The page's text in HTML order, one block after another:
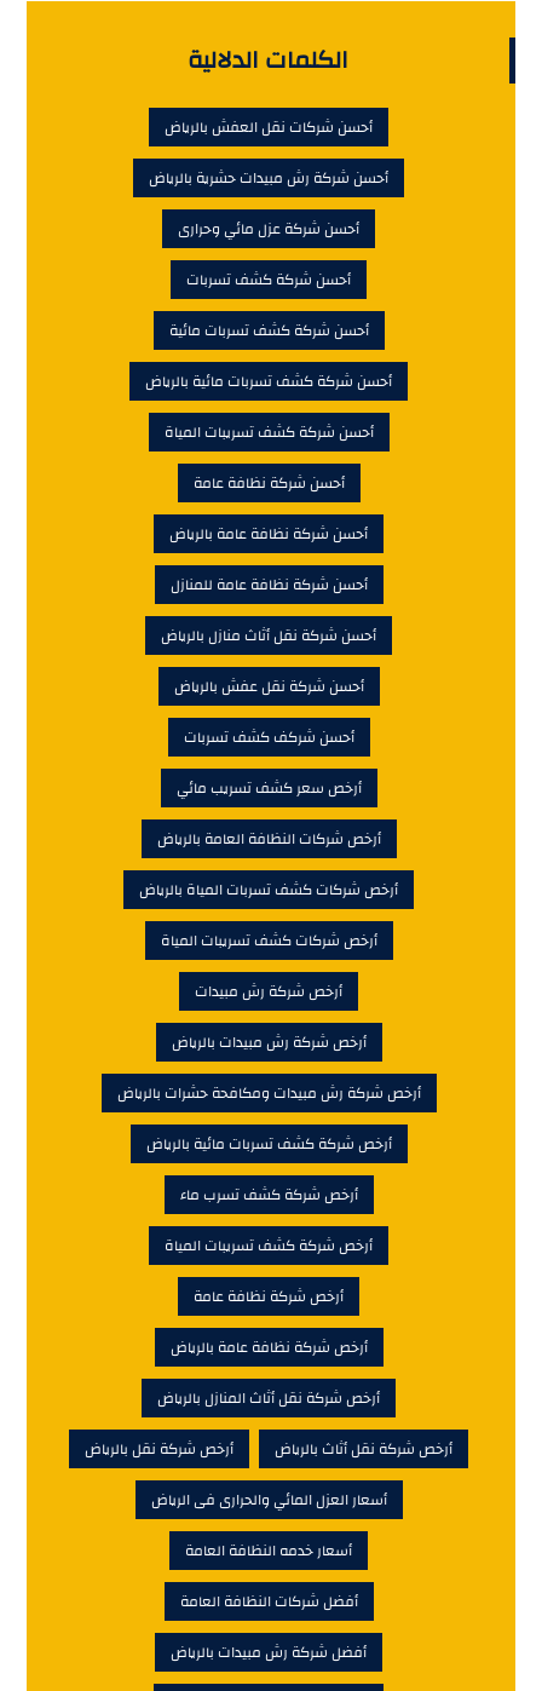
الكلمات الدلالية
أحسن شركات نقل العفش بالرياض
أحسن شركة رش مبيدات حشرية بالرياض
أحسن شركة عزل مائي وحرارى
أحسن شركة كشف تسربات
أحسن شركة كشف تسربات مائية
أحسن شركة كشف تسربات مائية بالرياض
أحسن شركة كشف تسريبات المياة
أحسن شركة نظافة عامة
أحسن شركة نظافة عامة بالرياض
أحسن شركة نظافة عامة للمنازل
أحسن شركة نقل أثاث منازل بالرياض
أحسن شركة نقل عفش بالرياض
أحسن شركف كشف تسربات
أرخص سعر كشف تسريب مائي
أرخص شركات النظافة العامة بالرياض
أرخص شركات كشف تسربات المياة بالرياض
أرخص شركات كشف تسريبات المياة
أرخص شركة رش مبيدات
أرخص شركة رش مبيدات بالرياض
أرخص شركة رش مبيدات ومكافحة حشرات بالرياض
أرخص شركة كشف تسربات مائية بالرياض
أرخص شركة كشف تسرب ماء
أرخص شركة كشف تسريبات المياة
أرخص شركة نظافة عامة
أرخص شركة نظافة عامة بالرياض
أرخص شركة نقل أثاث المنازل بالرياض
أرخص شركة نقل أثاث بالرياض
أرخص شركة نقل بالرياض
أسعار العزل المائي والحرارى فى الرياض
أسعار خدمه النظافة العامة
أفضل شركات النظافة العامة
أفضل شركة رش مبيدات بالرياض